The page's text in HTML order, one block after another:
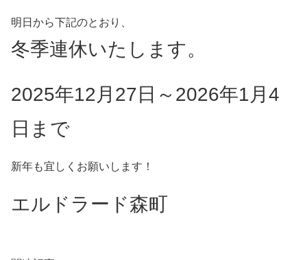
明日から下記のとおり、
冬季連休いたします。
2025年12月27日～2026年1月4
日まで
新年も宜しくお願いします！
エルドラード森町